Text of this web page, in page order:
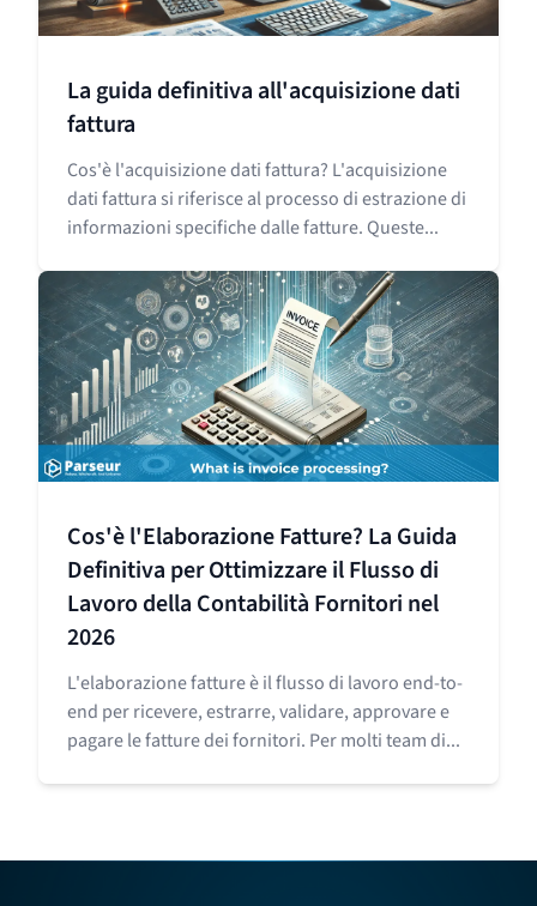
La guida definitiva all'acquisizione dati
fattura
Cos'è l'acquisizione dati fattura? L'acquisizione
dati fattura si riferisce al processo di estrazione di
informazioni specifiche dalle fatture. Queste...
Cos'è l'Elaborazione Fatture? La Guida
Definitiva per Ottimizzare il Flusso di
Lavoro della Contabilità Fornitori nel
2026
L'elaborazione fatture è il flusso di lavoro end-to-
end per ricevere, estrarre, validare, approvare e
pagare le fatture dei fornitori. Per molti team di...